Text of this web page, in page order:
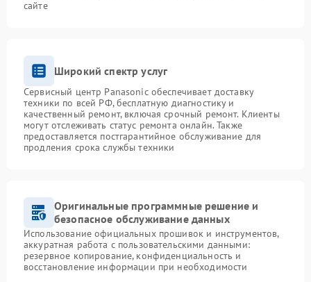
сайте
Широкий спектр услуг
Сервисный центр Panasonic обеспечивает доставку
техники по всей РФ, бесплатную диагностику и
качественный ремонт, включая срочный ремонт. Клиенты
могут отслеживать статус ремонта онлайн. Также
предоставляется постгарантийное обслуживание для
продления срока службы техники
Оригинальные программные решение и
безопасное обслуживание данных
Использование официальных прошивок и инструментов,
аккуратная работа с пользовательскими данными:
резервное копирование, конфиденциальность и
восстановление информации при необходимости